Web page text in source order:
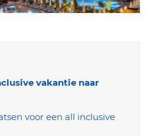
vakantie naar
voor een all inclusive